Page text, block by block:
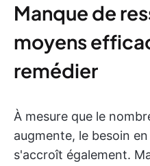
Manque de
moyens
remédier
À mesure que le
augmente, le besoin
s'accroît également.